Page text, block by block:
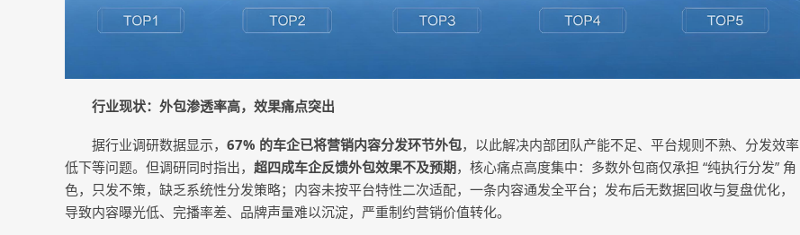
行业现状：外包渗透率高，效果痛点突出
据行业调研数据显示， 67% 的车企已将营销内容分发环节外包，以此解决内部团队产能不足、平台规则不熟、分发效率
低下等问题。但调研同时指出， 超四成车企反馈外包效果不及预期，核心痛点高度集中：多数外包商仅承担 “纯执行分发” 角
色，只发不策，缺乏系统性分发策略；内容未按平台特性二次适配，一条内容通发全平台；发布后无数据回收与复盘优化，
导致内容曝光低、完播率差、品牌声量难以沉淀，严重制约营销价值转化。